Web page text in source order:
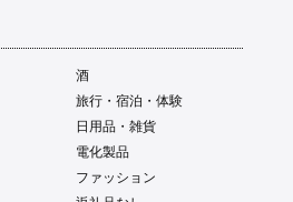
酒
旅行・宿泊・体験
日用品・雑貨
電化製品
ファッション